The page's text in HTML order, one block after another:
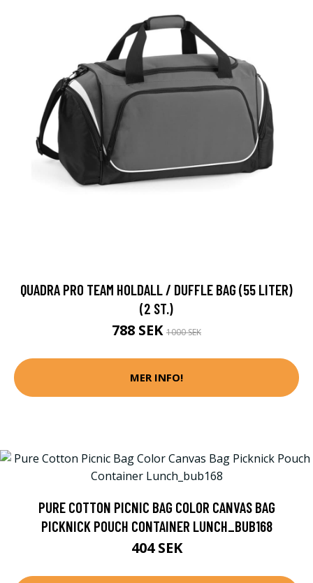
QUADRA PRO TEAM HOLDALL / DUFFLE BAG (55 LITER)
(2 ST.)
788 SEK 1000 SEK
MER INFO!
PURE COTTON PICNIC BAG COLOR CANVAS BAG
PICKNICK POUCH CONTAINER LUNCH_BUB168
404 SEK